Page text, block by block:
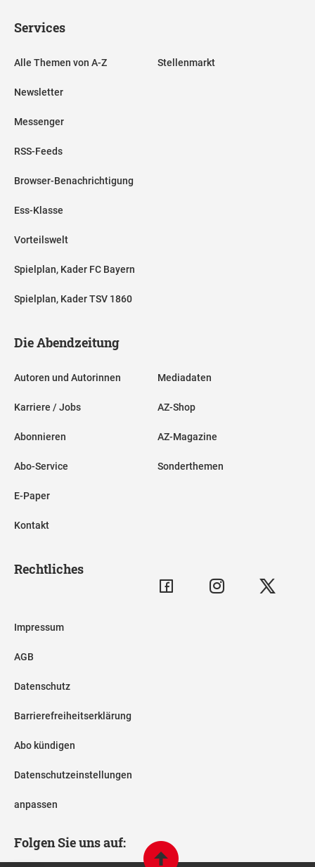
Services
Alle Themen von A-Z
Newsletter
Messenger
RSS-Feeds
Browser-Benachrichtigung
Ess-Klasse
Vorteilswelt
Spielplan, Kader FC Bayern
Spielplan, Kader TSV 1860
Stellenmarkt
Die Abendzeitung
Autoren und Autorinnen
Karriere / Jobs
Abonnieren
Abo-Service
E-Paper
Kontakt
Mediadaten
AZ-Shop
AZ-Magazine
Sonderthemen
Rechtliches
Impressum
AGB
Datenschutz
Barrierefreiheitserklärung
Abo kündigen
Datenschutzeinstellungen
anpassen
Folgen Sie uns auf: